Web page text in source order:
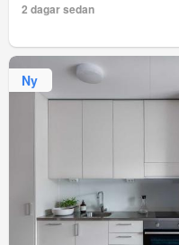
2 dagar sedan
Ny